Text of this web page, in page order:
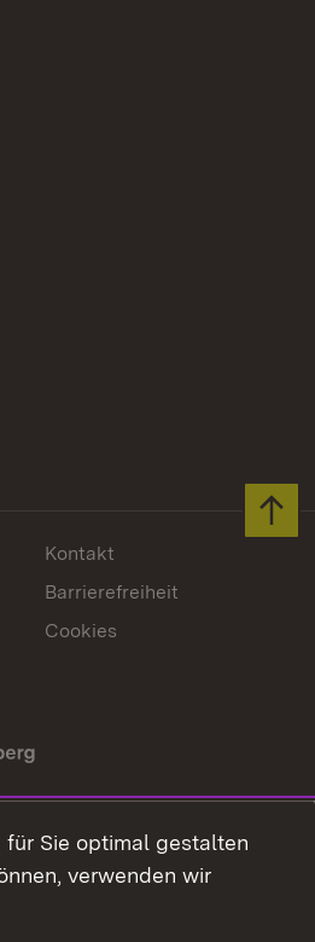
Kontakt
Barrierefreiheit
Cookies
für Sie optimal gestalten
verwenden wir